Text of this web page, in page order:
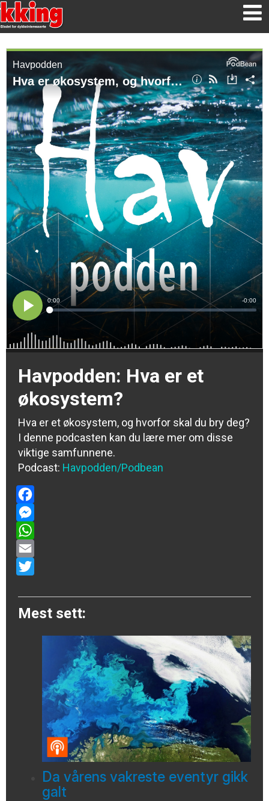
Havpodden: Hva er et
økosystem?
Hva er et økosystem, og hvorfor skal du bry deg?
I denne podcasten kan du lære mer om disse
viktige samfunnene.
Podcast: Havpodden/Podbean
Facebook
Messenger
WhatsApp
Email
Mest sett:
Da vårens vakreste eventyr gikk
galt